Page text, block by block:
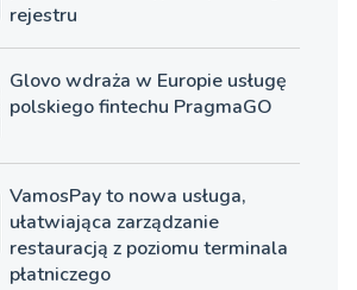
automatycznych płatności za przejazd
podróży nie trzeba uruchamiać
mieć przy sobie telefonu, na który
ma również potrzeby instalacji
do samochodu.
rejestru
Glovo wdraża w Europie usługę
polskiego fintechu PragmaGO
VamosPay to nowa usługa,
ułatwiająca zarządzanie
restauracją z poziomu terminala
płatniczego